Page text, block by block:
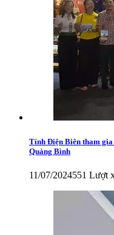
Tỉnh Điện Biên tham gia
Quảng Bình
11/07/2024551 Lượt